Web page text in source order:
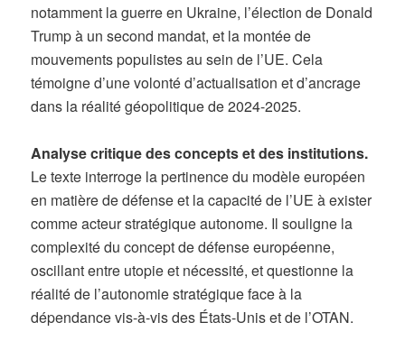
notamment la guerre en Ukraine, l’élection de Donald
Trump à un second mandat, et la montée de
mouvements populistes au sein de l’UE. Cela
témoigne d’une volonté d’actualisation et d’ancrage
dans la réalité géopolitique de 2024-2025.
Analyse critique des concepts et des institutions.
Le texte interroge la pertinence du modèle européen
en matière de défense et la capacité de l’UE à exister
comme acteur stratégique autonome. Il souligne la
complexité du concept de défense européenne,
oscillant entre utopie et nécessité, et questionne la
réalité de l’autonomie stratégique face à la
dépendance vis-à-vis des États-Unis et de l’OTAN.